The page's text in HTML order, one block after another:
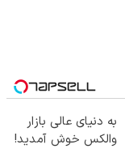
به دنیای عالی بازار
والکس خوش آمدید!